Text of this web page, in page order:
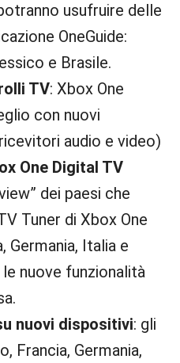
usufruire delle
OneGuide:
e Brasile.
TV: Xbox One
con nuovi
audio e video)
One Digital TV
dei paesi che
Tuner di Xbox One
Germania, Italia e
nuove funzionalità
nuovi dispositivi: gli
Francia, Germania,